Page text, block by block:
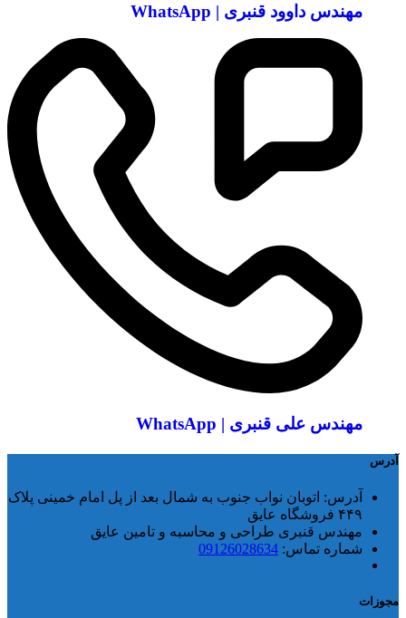
مهندس داوود قنبری | WhatsApp
مهندس علی قنبری | WhatsApp
آدرس
آدرس: اتوبان نواب جنوب به شمال بعد از پل امام خمینی پلاک
۴۴۹ فروشگاه عایق
مهندس قنبری طراحی و محاسبه و تامین عایق
شماره تماس: 09126028634
مجوزات